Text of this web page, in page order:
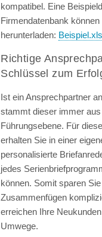
kompatibel. Eine
Firmendatenbank können
herunterladen: Beispiel.xls
Richtige
Schlüssel zum
Ist ein Ansprechpartner
stammt dieser immer
Führungsebene. Für
erhalten Sie in einer
personalisierte
jedes
können. Somit sparen
Zusammenfügen
erreichen Ihre
Umwege.